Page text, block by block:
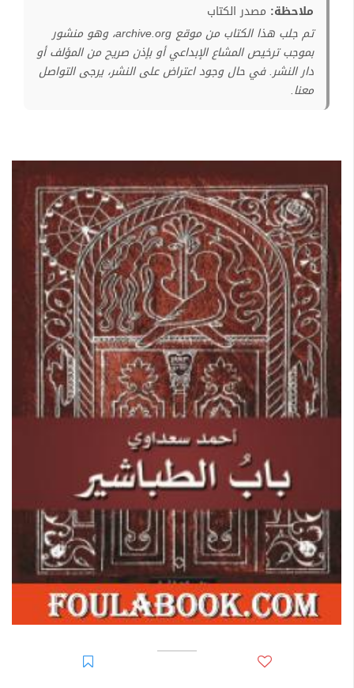
ملاحظة: مصدر الكتاب
تم جلب هذا الكتاب من موقع archive.org، وهو منشور
بموجب ترخيص المشاع الإبداعي أو بإذن صريح من المؤلف أو
دار النشر. في حال وجود اعتراض على النشر، يرجى التواصل
معنا.